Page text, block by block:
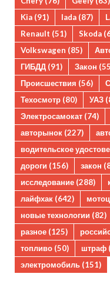
Kia (91) lada (87)
Renault (51) Skoda
Volkswagen (85)
ГИБДД (91) Закон
Происшествия (56)
Техосмотр (80) УАЗ
Электросамокат (74)
авторынок (227)
водительское
дороги (156) закон
исследование (288)
лайфхак (642)
новые технологии (82)
разное (125)
топливо (50) штраф
электромобиль (151)